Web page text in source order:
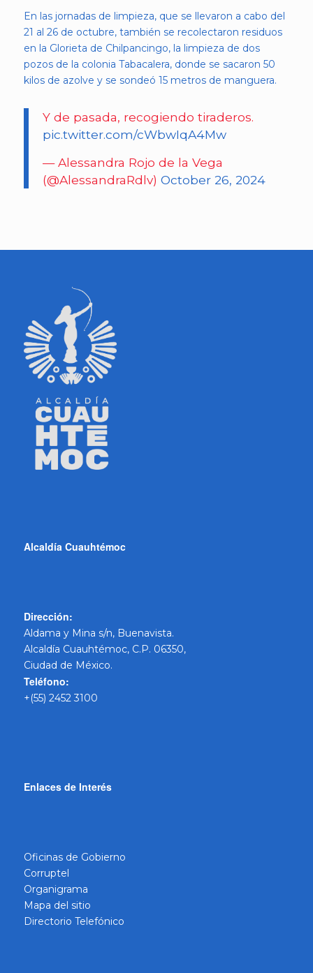
En las jornadas de limpieza, que se llevaron a cabo del
21 al 26 de octubre, también se recolectaron residuos
en la Glorieta de Chilpancingo, la limpieza de dos
pozos de la colonia Tabacalera, donde se sacaron 50
kilos de azolve y se sondeó 15 metros de manguera.
Y de pasada, recogiendo tiraderos.
pic.twitter.com/cWbwIqA4Mw
— Alessandra Rojo de la Vega
(@AlessandraRdlv) October 26, 2024
Alcaldía Cuauhtémoc
Dirección:
Aldama y Mina s/n, Buenavista.
Alcaldía Cuauhtémoc, C.P. 06350,
Ciudad de México.
Teléfono:
+(55) 2452 3100
Enlaces de Interés
Oficinas de Gobierno
Corruptel
Organigrama
Mapa del sitio
Directorio Telefónico